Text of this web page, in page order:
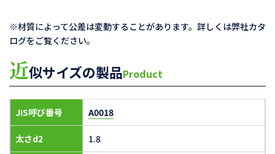
※材質によって公差は変動することがあります。詳しくは弊社カタ
ログをご覧ください。
近似サイズの製品Product
JIS呼び番号
太さd2
A0018
1.8